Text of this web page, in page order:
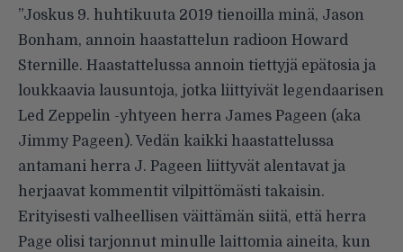
”Joskus 9. huhtikuuta 2019 tienoilla minä, Jason
Bonham, annoin haastattelun radioon Howard
Sternille. Haastattelussa annoin tiettyjä epätosia ja
loukkaavia lausuntoja, jotka liittyivät legendaarisen
Led Zeppelin -yhtyeen herra James Pageen (aka
Jimmy Pageen). Vedän kaikki haastattelussa
antamani herra J. Pageen liittyvät alentavat ja
herjaavat kommentit vilpittömästi takaisin.
Erityisesti valheellisen väittämän siitä, että herra
Page olisi tarjonnut minulle laittomia aineita, kun